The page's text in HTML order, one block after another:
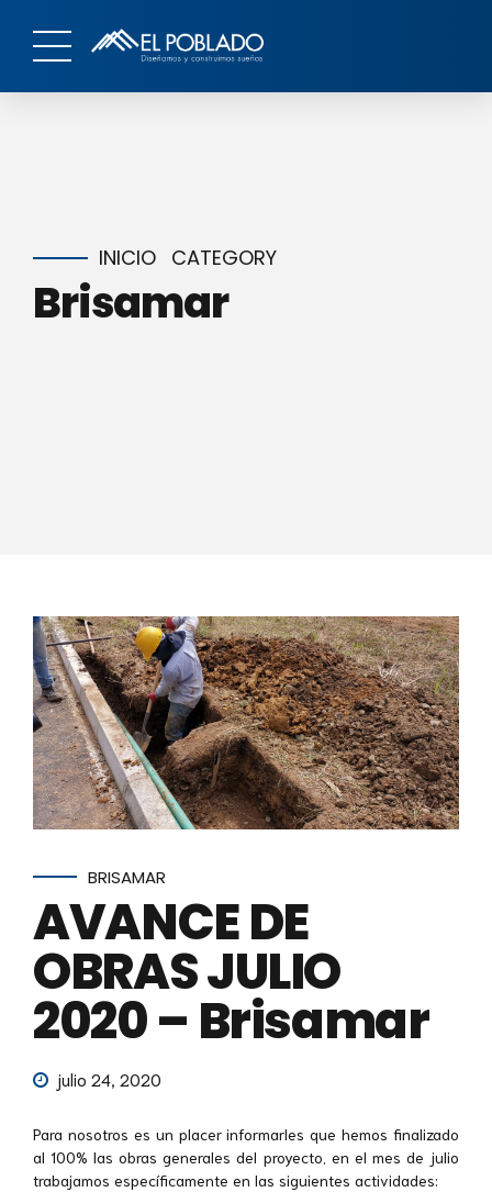
INICIO CATEGORY
Brisamar
BRISAMAR
AVANCE DE
OBRAS JULIO
2020 – Brisamar
julio 24, 2020
Para nosotros es un placer informarles que hemos finalizado
al 100% las obras generales del proyecto, en el mes de julio
trabajamos específicamente en las siguientes actividades: